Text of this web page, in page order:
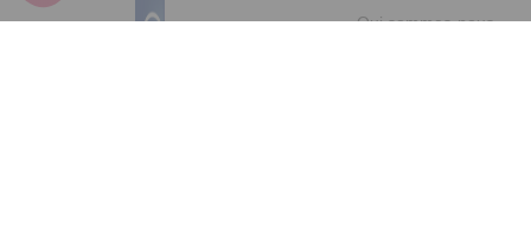
Qui sommes-nous